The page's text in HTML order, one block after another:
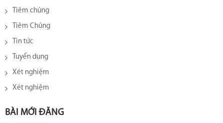
Tiêm chủng
Tiêm Chủng
Tin tức
Tuyển dụng
Xét nghiệm
Xét nghiệm
BÀI MỚI ĐĂNG